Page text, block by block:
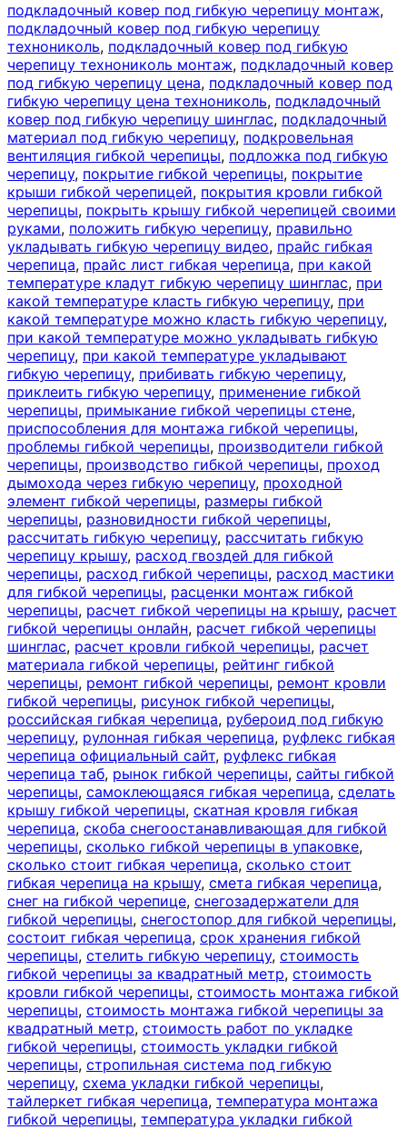
подкладочный ковер под гибкую черепицу монтаж,
подкладочный ковер под гибкую черепицу
технониколь, подкладочный ковер под гибкую
черепицу технониколь монтаж, подкладочный ковер
под гибкую черепицу цена, подкладочный ковер под
гибкую черепицу цена технониколь, подкладочный
ковер под гибкую черепицу шинглас, подкладочный
материал под гибкую черепицу, подкровельная
вентиляция гибкой черепицы, подложка под гибкую
черепицу, покрытие гибкой черепицы, покрытие
крыши гибкой черепицей, покрытия кровли гибкой
черепицы, покрыть крышу гибкой черепицей своими
руками, положить гибкую черепицу, правильно
укладывать гибкую черепицу видео, прайс гибкая
черепица, прайс лист гибкая черепица, при какой
температуре кладут гибкую черепицу шинглас, при
какой температуре класть гибкую черепицу, при
какой температуре можно класть гибкую черепицу,
при какой температуре можно укладывать гибкую
черепицу, при какой температуре укладывают
гибкую черепицу, прибивать гибкую черепицу,
приклеить гибкую черепицу, применение гибкой
черепицы, примыкание гибкой черепицы стене,
приспособления для монтажа гибкой черепицы,
проблемы гибкой черепицы, производители гибкой
черепицы, производство гибкой черепицы, проход
дымохода через гибкую черепицу, проходной
элемент гибкой черепицы, размеры гибкой
черепицы, разновидности гибкой черепицы,
рассчитать гибкую черепицу, рассчитать гибкую
черепицу крышу, расход гвоздей для гибкой
черепицы, расход гибкой черепицы, расход мастики
для гибкой черепицы, расценки монтаж гибкой
черепицы, расчет гибкой черепицы на крышу, расчет
гибкой черепицы онлайн, расчет гибкой черепицы
шинглас, расчет кровли гибкой черепицы, расчет
материала гибкой черепицы, рейтинг гибкой
черепицы, ремонт гибкой черепицы, ремонт кровли
гибкой черепицы, рисунок гибкой черепицы,
российская гибкая черепица, рубероид под гибкую
черепицу, рулонная гибкая черепица, руфлекс гибкая
черепица официальный сайт, руфлекс гибкая
черепица таб, рынок гибкой черепицы, сайты гибкой
черепицы, самоклеющаяся гибкая черепица, сделать
крышу гибкой черепицы, скатная кровля гибкая
черепица, скоба снегоостанавливающая для гибкой
черепицы, сколько гибкой черепицы в упаковке,
сколько стоит гибкая черепица, сколько стоит
гибкая черепица на крышу, смета гибкая черепица,
снег на гибкой черепице, снегозадержатели для
гибкой черепицы, снегостопор для гибкой черепицы,
состоит гибкая черепица, срок хранения гибкой
черепицы, стелить гибкую черепицу, стоимость
гибкой черепицы за квадратный метр, стоимость
кровли гибкой черепицы, стоимость монтажа гибкой
черепицы, стоимость монтажа гибкой черепицы за
квадратный метр, стоимость работ по укладке
гибкой черепицы, стоимость укладки гибкой
черепицы, стропильная система под гибкую
черепицу, схема укладки гибкой черепицы,
тайлеркет гибкая черепица, температура монтажа
гибкой черепицы, температура укладки гибкой